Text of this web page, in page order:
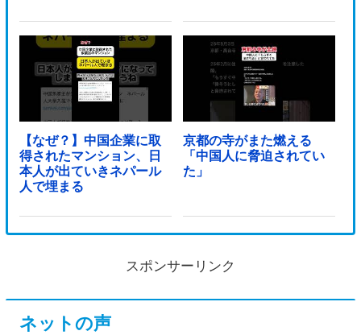
【なぜ？】中国企業に取
得されたマンション、日
本人が出ていきネパール
人で埋まる
京都の寺がまた燃える
「中国人に脅迫されてい
た」
スポンサーリンク
ネットの声